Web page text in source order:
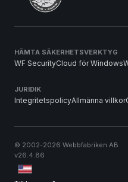
HÄMTA SÄKERHETSVERKTYG
WF SecurityCloud för Windows
JURIDIK
IntegritetspolicyAllmänna villkor
© 2002-2026 Webbfabriken AB
v26.4.86